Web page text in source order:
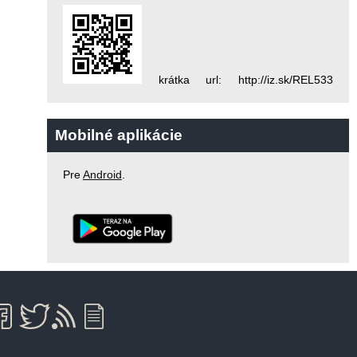
krátka url: http://iz.sk/REL533
Mobilné aplikácie
PreAndroid